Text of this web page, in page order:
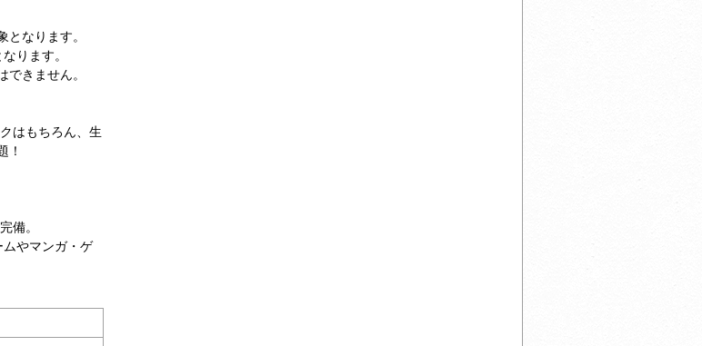
なります。
ります。
きません。
はもちろん、生
！
備。
やマンガ・ゲ